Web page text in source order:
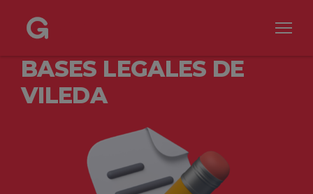
BASES LEGALES DE
VILEDA